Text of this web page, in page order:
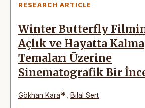
RESEARCH ARTICLE
Winter Butterfly
Açlık ve Hayatta Kalma
Temaları Üzerine
Sinematografik Bir
Gökhan Kara* Bilal Sert